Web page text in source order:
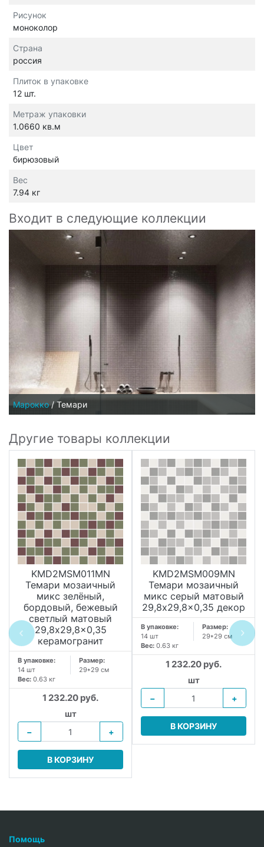
Рисунок
моноколор
Страна
россия
Плиток в упаковке
12 шт.
Метраж упаковки
1.0660 кв.м
Цвет
бирюзовый
Вес
7.94 кг
Входит в следующие коллекции
Марокко / Темари
Другие товары коллекции
KMD2MSM011MN
Темари мозаичный
микс зелёный,
бордовый, бежевый
светлый матовый
29,8x29,8x0,35
керамогранит
В упаковке:
14 шт
Размер:
29*29 см
Вес: 0.63 кг
1 232.20 руб.
шт
−
+
В КОРЗИНУ
KMD2MSM009MN
Темари мозаичный
микс серый матовый
29,8x29,8x0,35 декор
В упаковке:
14 шт
Размер:
29*29 см
Вес: 0.63 кг
1 232.20 руб.
шт
−
+
В КОРЗИНУ
Помощь